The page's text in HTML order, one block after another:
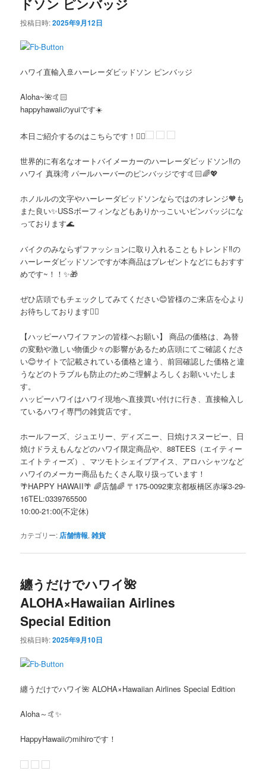
ドソン ピンバッジ
投稿日時:2025年9月12日
ハワイ直輸入🚢ハーレーダビッドソン ピンバッジ
Aloha~🌺🤙🏻
happyhawaiiのyuiです☀️
本日ご紹介するのはこちらです！👇🏻
世界的に有名なオートバイメーカーのハーレーダビッドソン‼️の
ハワイ 真珠湾 パールハーバーのピンバッジです🤙🏻🌈💖
ホノルルの文字やハーレーダビッドソンならではのオレンジ🧡も
また良い✨USSボーフィンなどもありかっこいいピンバッジにな
っております🌊
バイクのみならずファッションに取り入れることもトレンド‼️の
ハーレーダビッドソンですが本商品はプレゼントなどにもおすす
めです~！！✨🎁
ぜひ店頭でもチェックしてみてください😊皆様のご来店を心より
お待ちしております🙇‍♀️
【ハッピーハワイファンの皆様へお願い】 商品の価格は、為替
の変動や激しい物価少々の影響があるため店頭にてご確認くださ
い😊サイトで記載されている価格と違う、前回確認した価格と違
うなどのトラブルも防止のためご理解よろしくお願いいたしま
す。
ハッピーハワイはハワイ現地へ直接買い付けに行き、直接輸入し
ているハワイ専門の雑貨店です。
ホールフーズ、ジュエリー、ディズニー、日焼けスヌーピー、日
焼けドラえもんなどのハワイ限定商品や、88TEES（エイティー
エイトティーズ）、マツモトシェイブアイス、アロハシャツなど
ハワイのメーカー商品もたくさん取り扱っています！
🌴HAPPY HAWAII🌴 🌈店舗🌈 〒175-0092東京都板橋区赤塚3-29-
16TEL:0339765500
10:00-21:00(不定休)
カテゴリー: 店舗情報,雑貨
纏うだけでハワイ🌺
ALOHA×Hawaiian Airlines
Special Edition
投稿日時:2025年9月10日
纏うだけでハワイ🌺 ALOHA×Hawaiian Airlines Special Edition
Aloha～🤙✨
HappyHawaiiのmihiroです！